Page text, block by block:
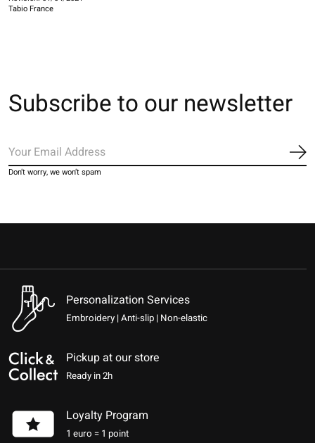
Tabio France
Subscribe to our newsletter
Don’t worry, we won’t spam
Personalization Services
Embroidery | Anti-slip | Non-elastic
Pickup at our store
Ready in 2h
Loyalty Program
1 euro = 1 point